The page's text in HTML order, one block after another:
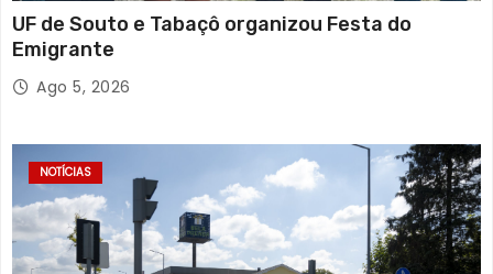
UF de Souto e Tabaçô organizou Festa do
Emigrante
Ago 5, 2026
NOTÍCIAS